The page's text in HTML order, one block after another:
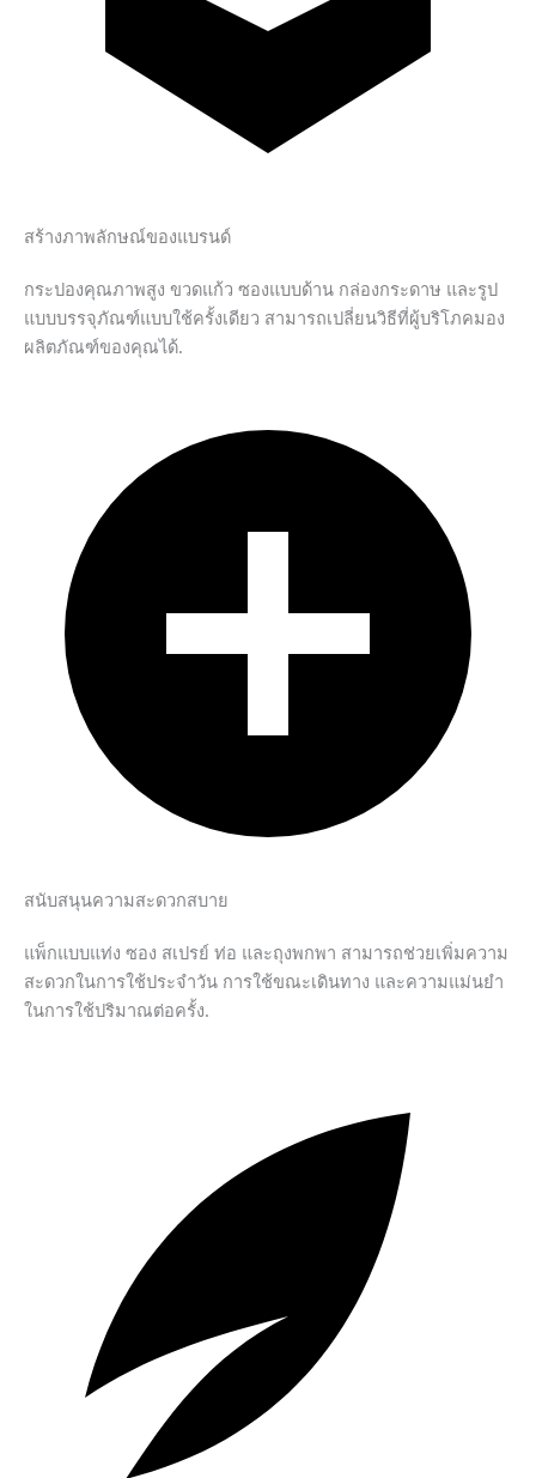
สร้างภาพลักษณ์ของแบรนด์
กระปองคุณภาพสูง ขวดแก้ว ซองแบบด้าน กล่องกระดาษ และรูป
แบบบรรจุภัณฑ์แบบใช้ครั้งเดียว สามารถเปลี่ยนวิธีที่ผู้บริโภคมอง
ผลิตภัณฑ์ของคุณได้.
สนับสนุนความสะดวกสบาย
แพ็กแบบแท่ง ซอง สเปรย์ ท่อ และถุงพกพา สามารถช่วยเพิ่มความ
สะดวกในการใช้ประจำวัน การใช้ขณะเดินทาง และความแม่นยำ
ในการใช้ปริมาณต่อครั้ง.